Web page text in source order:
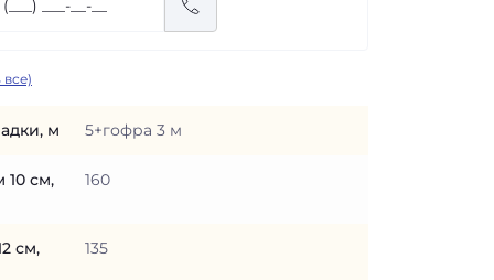
м 5+гофра 3 м
10 см, 160
см, 135